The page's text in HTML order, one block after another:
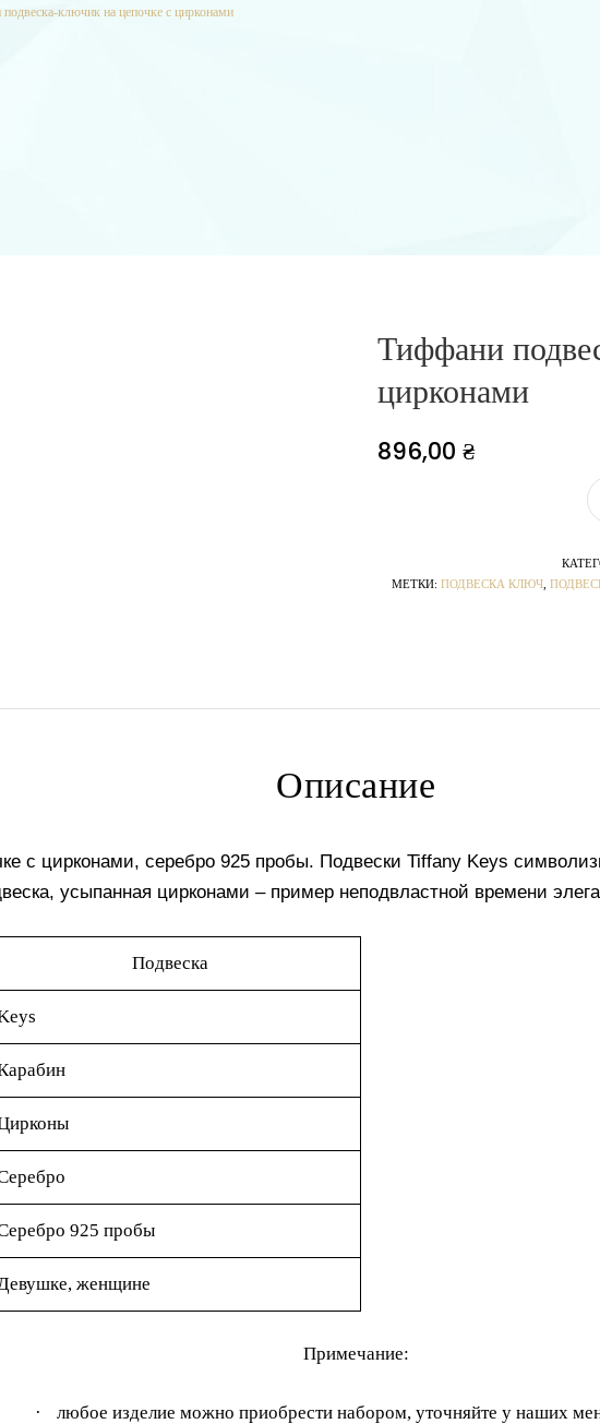
ключик на цепочке с цирконами
Тиффани
цирконами
896,00 ₴
МЕТКИ: ПОДВЕСКА КЛЮЧ
Описание
с цирконами, серебро 925 пробы. Подвески Tiffany Keys
усыпанная цирконами – пример неподвластной времени
Подвеска
925 пробы
женщине
Примечание:
· любое изделие можно приобрести набором, уточняйте у наших